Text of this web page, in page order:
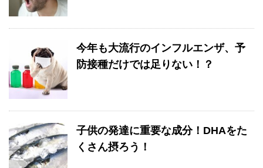
今年も大流行のインフルエンザ、予
防接種だけでは足りない！？
子供の発達に重要な成分！DHAをた
くさん摂ろう！